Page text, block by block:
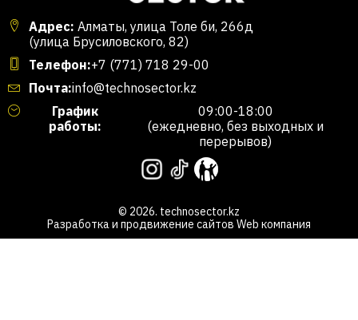
Адрес: Алматы, улица Толе би, 266д
(улица Брусиловского, 82)
Телефон:+7 (771) 718 29-00
Почта:info@technosector.kz
График
работы:
09:00-18:00
(ежедневно, без выходных и
перерывов)
© 2026. technosector.kz
Разработка и продвижение сайтов Web компания